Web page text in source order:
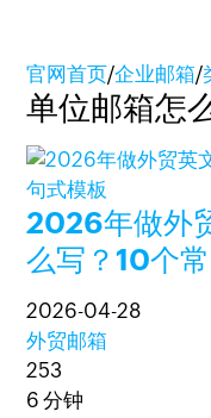
官网首页/企业邮箱/
单位邮箱怎
2026年做外
么写？10个
2026-04-28
外贸邮箱
253
6 分钟